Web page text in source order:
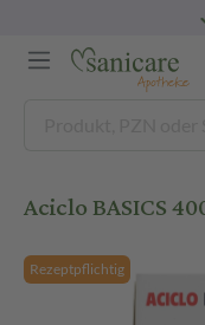
Aciclo BASICS
Rezeptpflichtig